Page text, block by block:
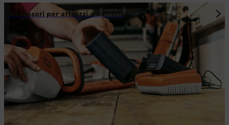
Accessori per attrezzi a batteria